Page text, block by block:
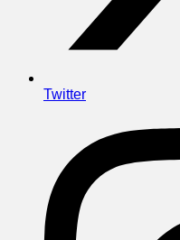
Twitter